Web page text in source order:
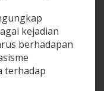
kejadian
berhadapan
terhadap